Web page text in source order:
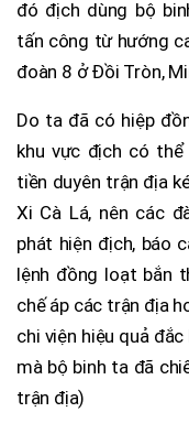
đó địch dùng bộ
tấn công từ hướng
đoàn 8 ở Đồi Tròn,
Do ta đã có hiệp
khu vực địch có
tiền duyên trận địa
Xi Cà Lá, nên các
phát hiện địch, báo
lệnh đồng loạt bắn
chế áp các trận địa
chi viện hiệu quả
mà bộ binh ta đã
trận địa)